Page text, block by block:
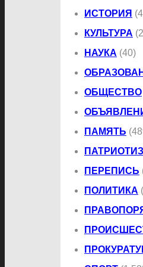
ИСТОРИЯ
КУЛЬТУРА
НАУКА (40)
ОБЩЕСТВО
ПАМЯТЬ
ПЕРЕПИСЬ
ПОЛИТИКА